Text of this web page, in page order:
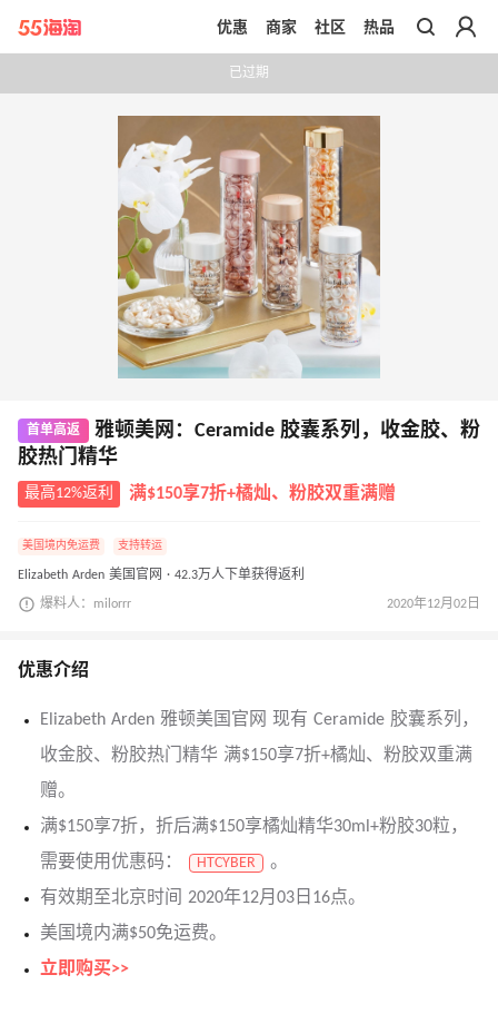
带你去官网买正品
优惠 商家 社区 热品
已过期
首单高返
雅顿美网：Ceramide 胶囊系列，收金胶、粉
胶热门精华
最高12%返利 满$150享7折+橘灿、粉胶双重满赠
美国境内免运费 支持转运
Elizabeth Arden 美国官网 · 42.3万人下单获得返利
爆料人：milorrr 2020年12月02日
优惠介绍
Elizabeth Arden 雅顿美国官网 现有 Ceramide 胶囊系列，
收金胶、粉胶热门精华 满$150享7折+橘灿、粉胶双重满
赠。
满$150享7折，折后满$150享橘灿精华30ml+粉胶30粒，
需要使用优惠码：
HTCYBER
。
有效期至北京时间 2020年12月03日16点。
美国境内满$50免运费。
立即购买>>